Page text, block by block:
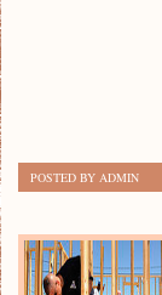
POSTED BY ADMIN